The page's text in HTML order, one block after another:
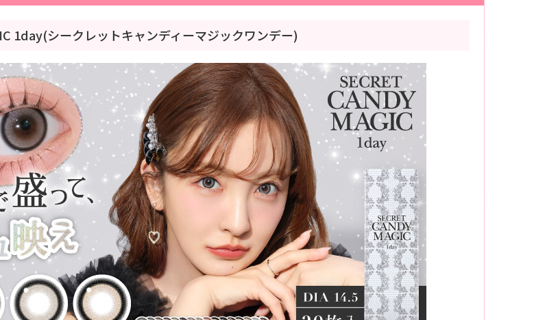
1day(シークレットキャンディーマジックワンデー)